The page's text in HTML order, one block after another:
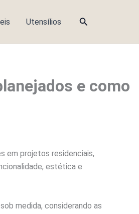
Utensílios Pesquisar
e como
em projetos residenciais,
estética e
medida, considerando as